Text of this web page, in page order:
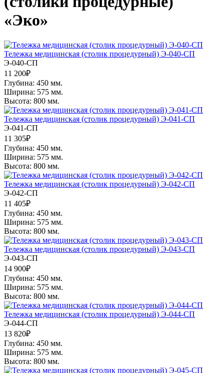
«Эко»
Тележка медицинская (столик процедурный) Э-040-СП
Э-040-СП
11 200₽
Глубина: 450 мм.
Ширина: 575 мм.
Высота: 800 мм.
Тележка медицинская (столик процедурный) Э-041-СП
Э-041-СП
11 305₽
Глубина: 450 мм.
Ширина: 575 мм.
Высота: 800 мм.
Тележка медицинская (столик процедурный) Э-042-СП
Э-042-СП
11 405₽
Глубина: 450 мм.
Ширина: 575 мм.
Высота: 800 мм.
Тележка медицинская (столик процедурный) Э-043-СП
Э-043-СП
14 900₽
Глубина: 450 мм.
Ширина: 575 мм.
Высота: 800 мм.
Тележка медицинская (столик процедурный) Э-044-СП
Э-044-СП
13 820₽
Глубина: 450 мм.
Ширина: 575 мм.
Высота: 800 мм.